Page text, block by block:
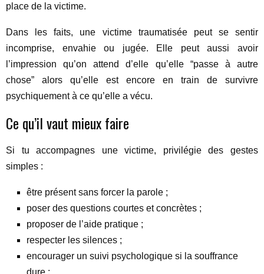
place de la victime.
Dans les faits, une victime traumatisée peut se sentir
incomprise, envahie ou jugée. Elle peut aussi avoir
l’impression qu’on attend d’elle qu’elle “passe à autre
chose” alors qu’elle est encore en train de survivre
psychiquement à ce qu’elle a vécu.
Ce qu’il vaut mieux faire
Si tu accompagnes une victime, privilégie des gestes
simples :
être présent sans forcer la parole ;
poser des questions courtes et concrètes ;
proposer de l’aide pratique ;
respecter les silences ;
encourager un suivi psychologique si la souffrance
dure ;